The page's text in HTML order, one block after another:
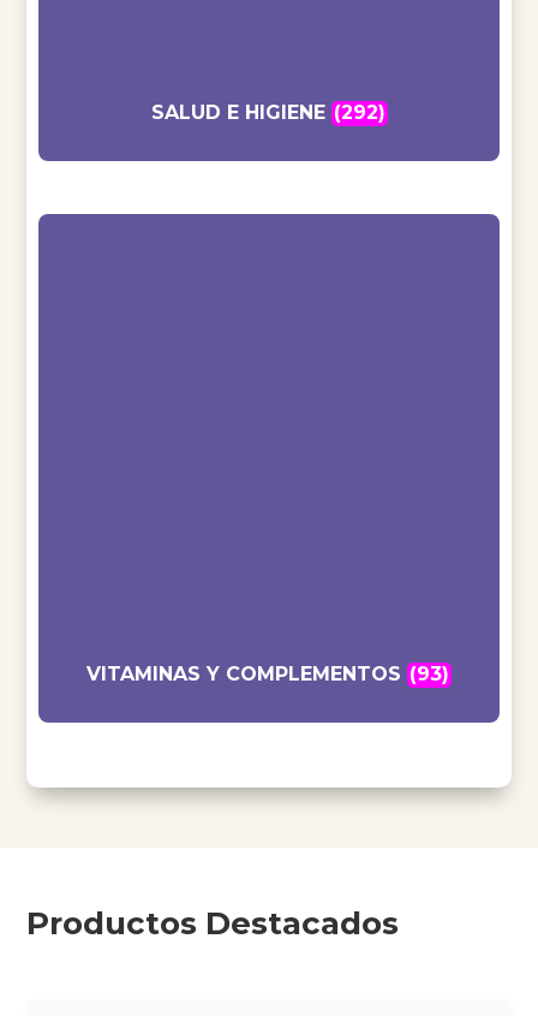
SALUD E HIGIENE (292)
VITAMINAS Y COMPLEMENTOS (93)
Productos Destacados